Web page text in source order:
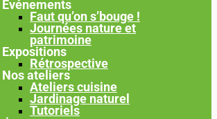
Événements
Faut qu’on s’bouge !
Journées nature et
patrimoine
Expositions
Rétrospective
Nos ateliers
Ateliers cuisine
Jardinage naturel
Tutoriels